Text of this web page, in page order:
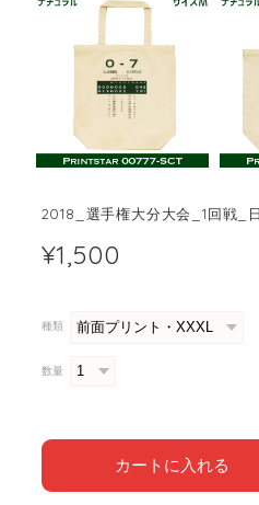
2018_選手権大分大会_1回戦_
¥1,500
種類
数量
カートに入れる